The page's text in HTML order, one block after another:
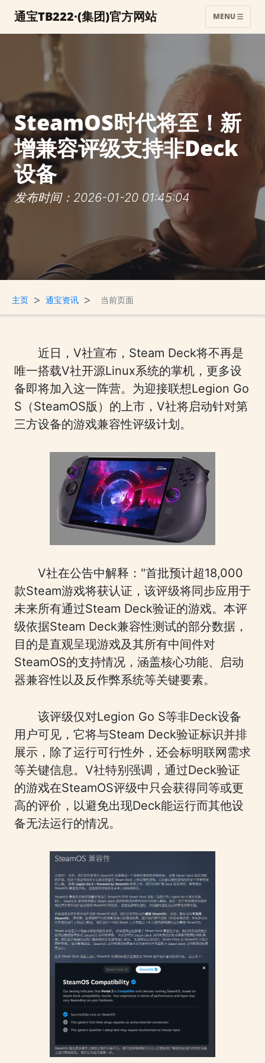
通宝TB222·(集团)官方网站 MENU
SteamOS时代将至！新
增兼容评级支持非Deck
设备
发布时间：2026-01-20 01:45:04
主页 > 通宝资讯 > 当前页面
近日，V社宣布，Steam Deck将不再是
唯一搭载V社开源Linux系统的掌机，更多设
备即将加入这一阵营。为迎接联想Legion Go
S（SteamOS版）的上市，V社将启动针对第
三方设备的游戏兼容性评级计划。
V社在公告中解释："首批预计超18,000
款Steam游戏将获认证，该评级将同步应用于
未来所有通过Steam Deck验证的游戏。本评
级依据Steam Deck兼容性测试的部分数据，
目的是直观呈现游戏及其所有中间件对
SteamOS的支持情况，涵盖核心功能、启动
器兼容性以及反作弊系统等关键要素。
该评级仅对Legion Go S等非Deck设备
用户可见，它将与Steam Deck验证标识并排
展示，除了运行可行性外，还会标明联网需求
等关键信息。V社特别强调，通过Deck验证
的游戏在SteamOS评级中只会获得同等或更
高的评价，以避免出现Deck能运行而其他设
备无法运行的情况。